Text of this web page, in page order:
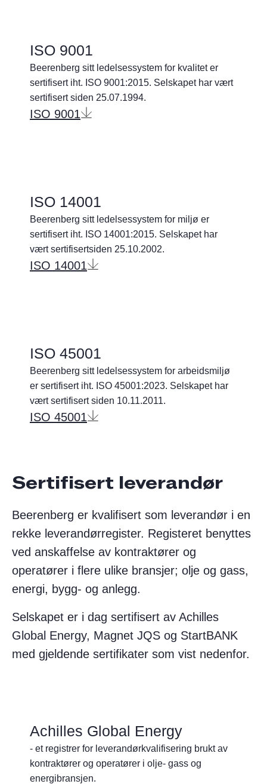
ISO 9001
Beerenberg sitt ledelsessystem for kvalitet er
sertifisert iht. ISO 9001:2015. Selskapet har vært
sertifisert siden 25.07.1994.
ISO 9001
ISO 14001
Beerenberg sitt ledelsessystem for miljø er
sertifisert iht. ISO 14001:2015. Selskapet har
vært sertifisertsiden 25.10.2002.
ISO 14001
ISO 45001
Beerenberg sitt ledelsessystem for arbeidsmiljø
er sertifisert iht. ISO 45001:2023. Selskapet har
vært sertifisert siden 10.11.2011.
ISO 45001
Sertifisert leverandør
Beerenberg er kvalifisert som leverandør i en
rekke leverandørregister. Registeret benyttes
ved anskaffelse av kontraktører og
operatører i flere ulike bransjer; olje og gass,
energi, bygg- og anlegg.​
Selskapet er i dag sertifisert av Achilles
Global Energy, Magnet JQS og StartBANK
med gjeldende sertifikater som vist nedenfor.
Achilles Global Energy
- et registrer for leverandørkvalifisering brukt av
kontraktører og operatører i olje- gass og
energibransjen.